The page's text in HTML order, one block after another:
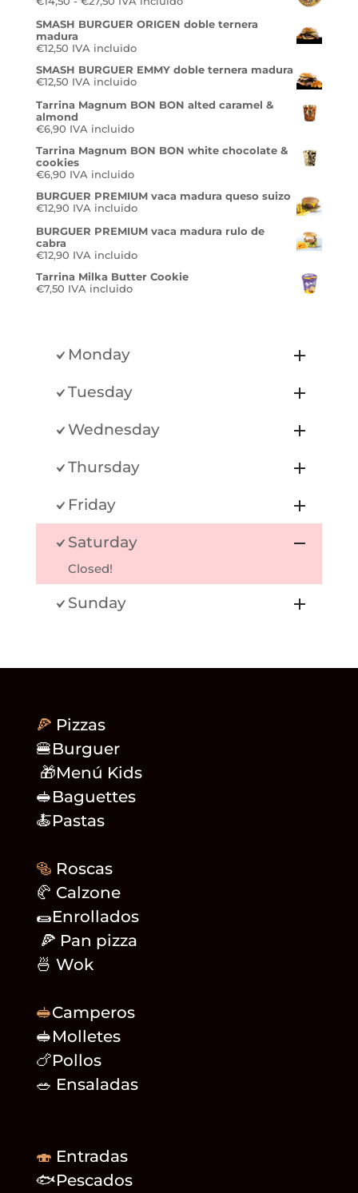
precios:
€14,50
€27,50
SMASH BURGUER ORIGEN doble ternera
madura
€12,50 IVA incluido
SMASH BURGUER EMMY doble ternera madura
€12,50 IVA incluido
Tarrina Magnum BON BON alted caramel &
almond
€6,90 IVA incluido
Tarrina Magnum BON BON white chocolate &
cookies
€6,90 IVA incluido
BURGUER PREMIUM vaca madura queso suizo
€12,90 IVA incluido
BURGUER PREMIUM vaca madura rulo de
cabra
€12,90 IVA incluido
Tarrina Milka Butter Cookie
€7,50 IVA incluido
Monday
Tuesday
Wednesday
Thursday
Friday
Saturday
Closed!
Sunday
🍕 Pizzas
🍔Burguer
🎁Menú Kids
🥪Baguettes
🍝Pastas
🥯 Roscas
🥐 Calzone
🌯Enrollados
🍕 Pan pizza
🍜 Wok
🥪Camperos
🥪Molletes
🍗Pollos
🥗 Ensaladas
🍣 Entradas
🐟Pescados